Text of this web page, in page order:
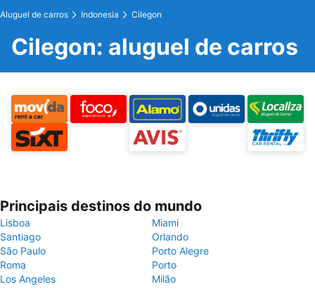
Aluguel de carros Indonesia Cilegon
Cilegon: aluguel de carros
Principais destinos do mundo
Lisboa
Miami
Santiago
Orlando
São Paulo
Porto Alegre
Roma
Porto
Los Angeles
Milão